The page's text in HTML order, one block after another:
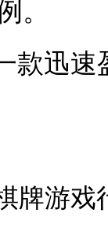
。
款迅速
牌游戏